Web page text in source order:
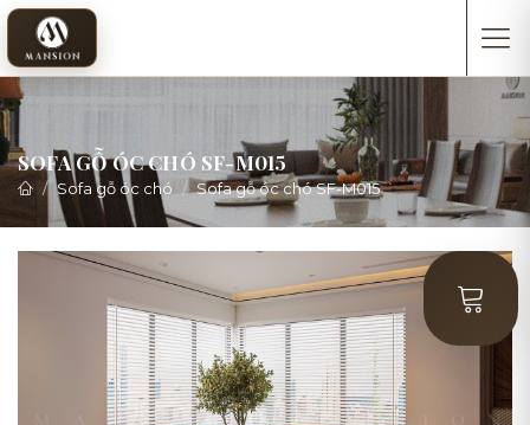
SOFA GỖ ÓC CHÓ SF-M015
Sofa gỗ óc chó Sofa gỗ óc chó SF-M015